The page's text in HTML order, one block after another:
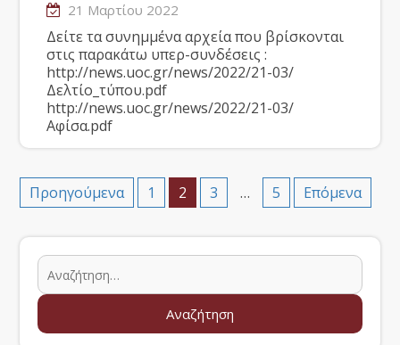
21 Μαρτίου 2022
Δείτε τα συνημμένα αρχεία που βρίσκονται
στις παρακάτω υπερ-συνδέσεις :
http://news.uoc.gr/news/2022/21-03/
Δελτίο_τύπου.pdf
http://news.uoc.gr/news/2022/21-03/
Αφίσα.pdf
Προηγούμενα 1 2 3 … 5 Επόμενα